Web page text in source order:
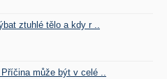
ztuhlé tělo a kdy r ..
může být v celé ..